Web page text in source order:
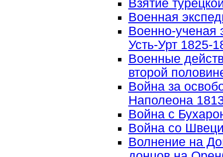
Взятие
Военная
Военно-ученая
Усть-Урт 1825-
Военные
второй
Война за
Наполеона
Война с
Война со
Волнение на